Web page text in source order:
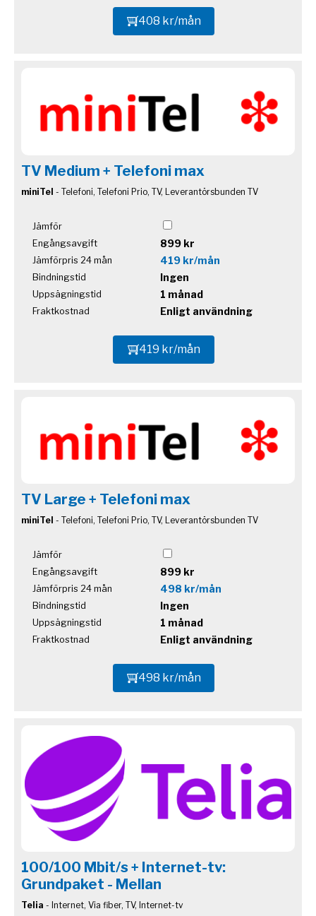
408 kr/mån
TV Medium + Telefoni max
miniTel - Telefoni, Telefoni Prio, TV, Leverantörsbunden TV
Jämför
Engångsavgift
899 kr
Jämförpris 24 mån 419 kr/mån
Bindningstid Ingen
Uppsägningstid 1 månad
Fraktkostnad Enligt användning
419 kr/mån
TV Large + Telefoni max
miniTel - Telefoni, Telefoni Prio, TV, Leverantörsbunden TV
Jämför
Engångsavgift
899 kr
Jämförpris 24 mån 498 kr/mån
Bindningstid Ingen
Uppsägningstid 1 månad
Fraktkostnad Enligt användning
498 kr/mån
100/100 Mbit/s + Internet-tv:
Grundpaket - Mellan
Telia - Internet, Via fiber, TV, Internet-tv